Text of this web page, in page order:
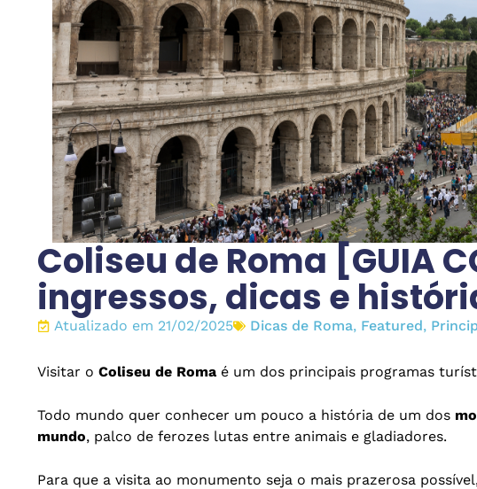
Coliseu de Roma [GUIA
ingressos, dicas e
Atualizado em 21/02/2025 Dicas de Roma, Featured,
Visitar o Coliseu de Roma é um dos principais programas
Todo mundo quer conhecer um pouco a história de um dos
mundo, palco de ferozes lutas entre animais e gladiadores.
Para que a visita ao monumento seja o mais prazerosa